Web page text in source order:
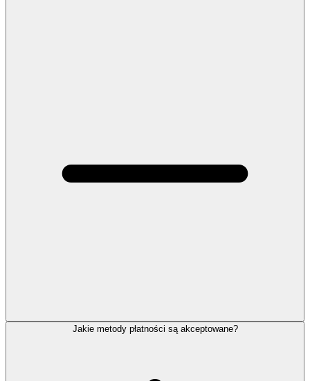
Jakie metody płatności są akceptowane?